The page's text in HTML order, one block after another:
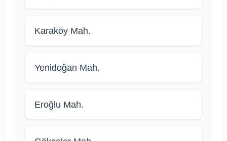
Karaköy Mah.
Yenidoğan Mah.
Eroğlu Mah.